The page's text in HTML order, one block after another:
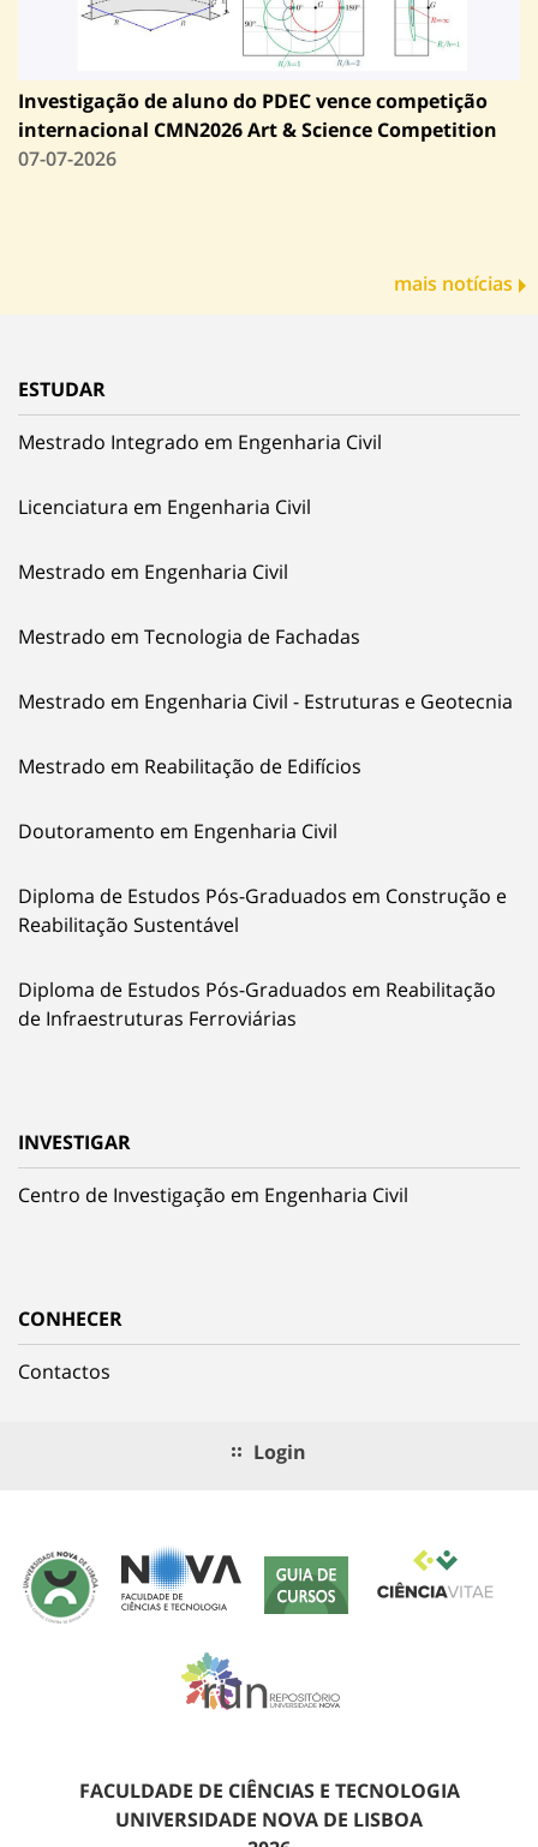
Investigação de aluno do PDEC vence competição
internacional CMN2026 Art & Science Competition
07-07-2026
mais notícias
ESTUDAR
Mestrado Integrado em Engenharia Civil
Licenciatura em Engenharia Civil
Mestrado em Engenharia Civil
Mestrado em Tecnologia de Fachadas
Mestrado em Engenharia Civil - Estruturas e Geotecnia
Mestrado em Reabilitação de Edifícios
Doutoramento em Engenharia Civil
Diploma de Estudos Pós-Graduados em Construção e
Reabilitação Sustentável
Diploma de Estudos Pós-Graduados em Reabilitação
de Infraestruturas Ferroviárias
INVESTIGAR
Centro de Investigação em Engenharia Civil
CONHECER
Contactos
Login
FACULDADE DE CIÊNCIAS E TECNOLOGIA
UNIVERSIDADE NOVA DE LISBOA